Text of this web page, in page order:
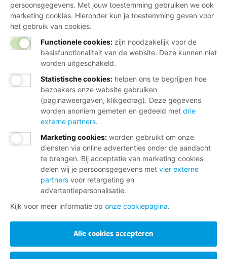
persoonsgegevens. Met jouw toestemming gebruiken we ook
marketing cookies. Hieronder kun je toestemming geven voor
het gebruik van cookies.
Functionele cookies: zijn noodzakelijk voor de
basisfunctionaliteit van de website. Deze kunnen niet
worden uitgeschakeld.
Statistische cookies: helpen ons te begrijpen hoe
bezoekers onze website gebruiken
(paginaweergaven, klikgedrag). Deze gegevens
worden anoniem gemeten en gedeeld met drie
externe partners.
Marketing cookies: worden gebruikt om onze
diensten via online advertenties onder de aandacht
te brengen. Bij acceptatie van marketing cookies
delen wij je persoonsgegevens met vier externe
partners voor retargeting en
advertentiepersonalisatie.
Kijk voor meer informatie op onze cookiepagina.
Alle cookies accepteren